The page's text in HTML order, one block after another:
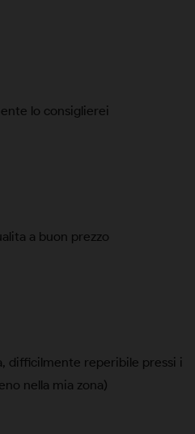
lo consiglierei
a buon prezzo
difficilmente reperibile pressi i
nella mia zona)